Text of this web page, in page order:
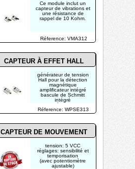
CAPTEUR À EFFET HALL
Ce module inclut un
capteur de vibrations et
une résistance de
rappel de 10 Kohm.
générateur de tension
Hall pour la détection
magnétique
amplificateur intégré
bascule de Schmitt
intégré
sortie à collecteur
ouvert
Réference: VMA312
Réference: WPSE313
tension: 5 VCC
réglages: sensibilité et
temporisation
(avec potentiomètre
ajustable)
CAPTEUR DE MOUVEMENT